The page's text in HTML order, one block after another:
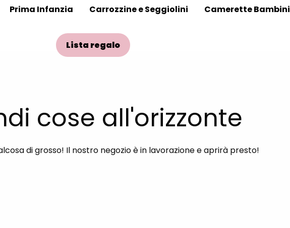
Prima Infanzia Carrozzine e Seggiolini
Camerette Bambini
Lista regalo
cose all'orizzonte
di grosso! Il nostro negozio è in lavorazione e aprirà presto!